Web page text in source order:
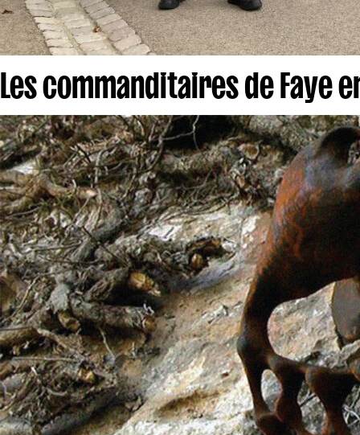
Les commanditaires de Faye